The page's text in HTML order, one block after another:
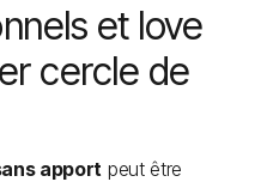
et love
cercle de
apport peut être